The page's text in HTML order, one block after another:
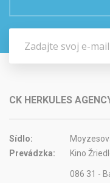
CK HERKULES
Sídlo:
Prevádzka:
Kino
086 31 -